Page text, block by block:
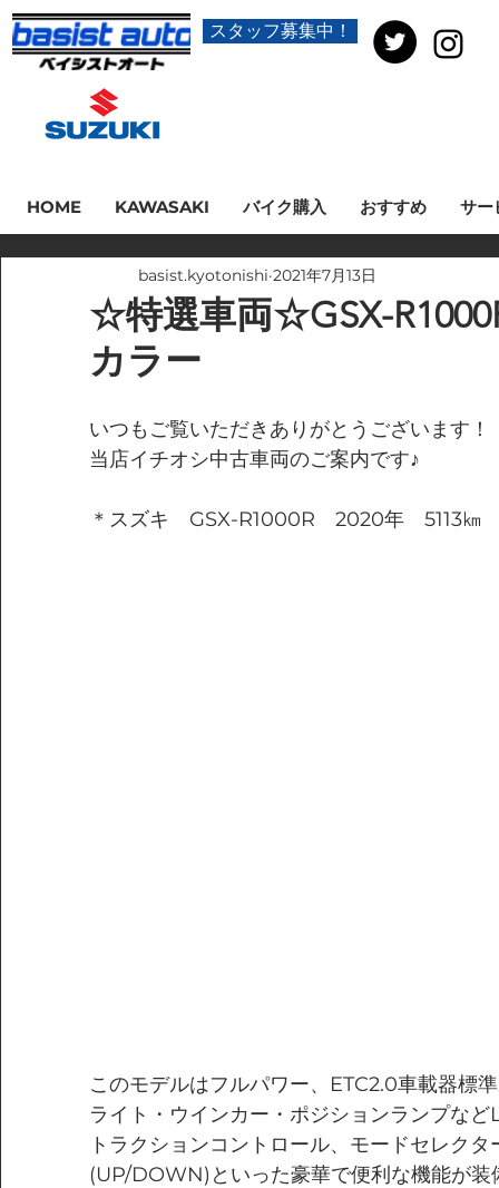
スタッフ募集中！
HOME KAWASAKI バイク購入 おすすめ サー
☆特選車両☆GSX-
カラー
basist.kyotonishi 2021年7月13日
いつもご覧いただきありがとうございます！
当店イチオシ中古車両のご案内です♪
＊スズキ　GSX-R1000R　2020年　5113㎞
このモデルはフルパワー、ETC2.0車載器標
ライト・ウインカー・ポジションランプな
トラクションコントロール、モードセレク
(UP/DOWN)といった豪華で便利な機能が装